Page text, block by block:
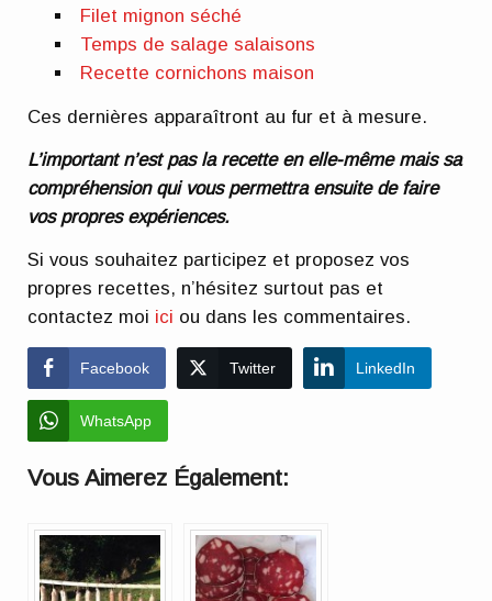
Filet mignon séché
Temps de salage salaisons
Recette cornichons maison
Ces dernières apparaîtront au fur et à mesure.
L’important n’est pas la recette en elle-même mais sa
compréhension qui vous permettra ensuite de faire
vos propres expériences.
Si vous souhaitez participez et proposez vos
propres recettes, n’hésitez surtout pas et
contactez moi ici ou dans les commentaires.
Facebook Twitter LinkedIn
WhatsApp
Vous Aimerez Également: